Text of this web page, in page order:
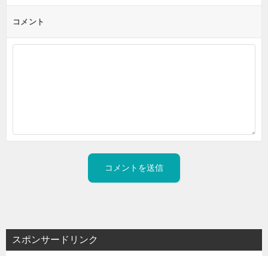
コメント
スポンサードリンク